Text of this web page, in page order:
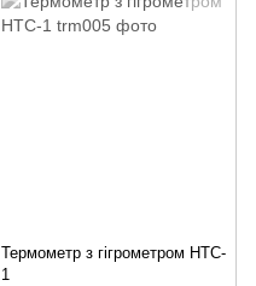
Термометр з гігрометром HTC-
1